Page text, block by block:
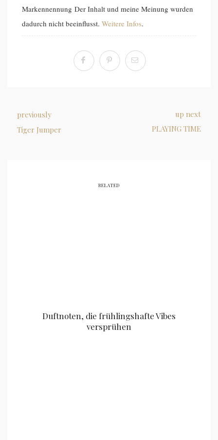
Markennennung Der Inhalt und meine Meinung wurden
dadurch nicht beeinflusst. Weitere Infos.
previously
Tiger Jumper
up next
PLAYING TIME
RELATED
Duftnoten, die frühlingshafte Vibes
versprühen